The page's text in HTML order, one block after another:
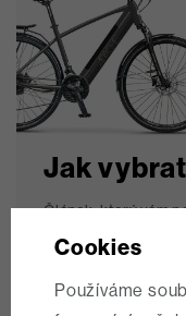
Jak
Článek, který vám
nabídce
Více informací
Cookies
Používáme